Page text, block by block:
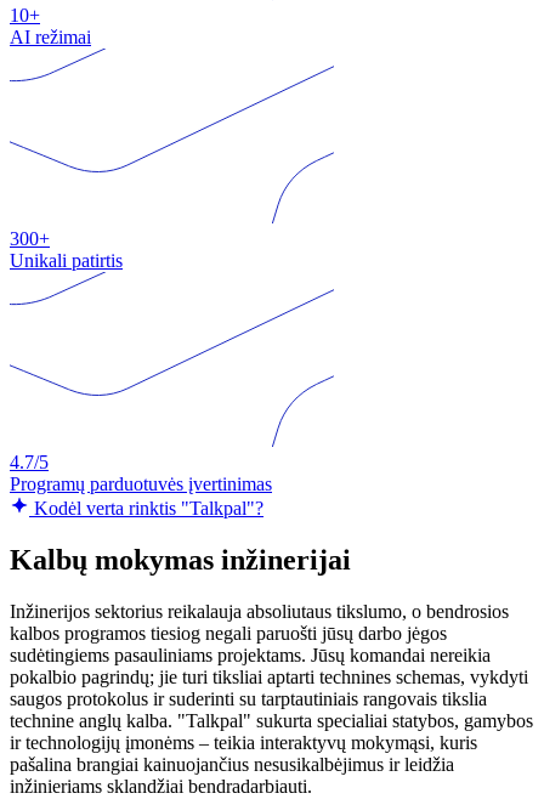
10+
AI režimai
300+
Unikali patirtis
4.7/5
Programų parduotuvės įvertinimas
Kodėl verta rinktis "Talkpal"?
Kalbų mokymas inžinerijai
Inžinerijos sektorius reikalauja absoliutaus tikslumo, o bendrosios
kalbos programos tiesiog negali paruošti jūsų darbo jėgos
sudėtingiems pasauliniams projektams. Jūsų komandai nereikia
pokalbio pagrindų; jie turi tiksliai aptarti technines schemas, vykdyti
saugos protokolus ir suderinti su tarptautiniais rangovais tikslia
technine anglų kalba. "Talkpal" sukurta specialiai statybos, gamybos
ir technologijų įmonėms – teikia interaktyvų mokymąsi, kuris
pašalina brangiai kainuojančius nesusikalbėjimus ir leidžia
inžinieriams sklandžiai bendradarbiauti.